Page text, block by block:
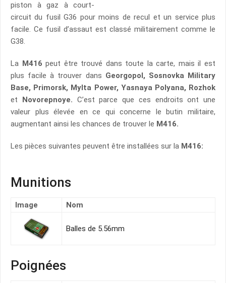
piston à gaz à court-
circuit du fusil G36 pour moins de recul et un service plus
facile. Ce fusil d’assaut est classé militairement comme le
G38.
La M416 peut être trouvé dans toute la carte, mais il est
plus facile à trouver dans Georgopol, Sosnovka Military
Base, Primorsk, Mylta Power, Yasnaya Polyana, Rozhok
et Novorepnoye. C’est parce que ces endroits ont une
valeur plus élevée en ce qui concerne le butin militaire,
augmentant ainsi les chances de trouver le M416.
Les pièces suivantes peuvent être installées sur la M416:
Munitions
Image Nom
Balles de 5.56mm
Poignées